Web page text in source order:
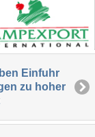
Einfuhr
zu hoher